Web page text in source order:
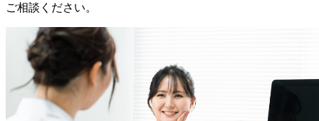
ご相談ください。